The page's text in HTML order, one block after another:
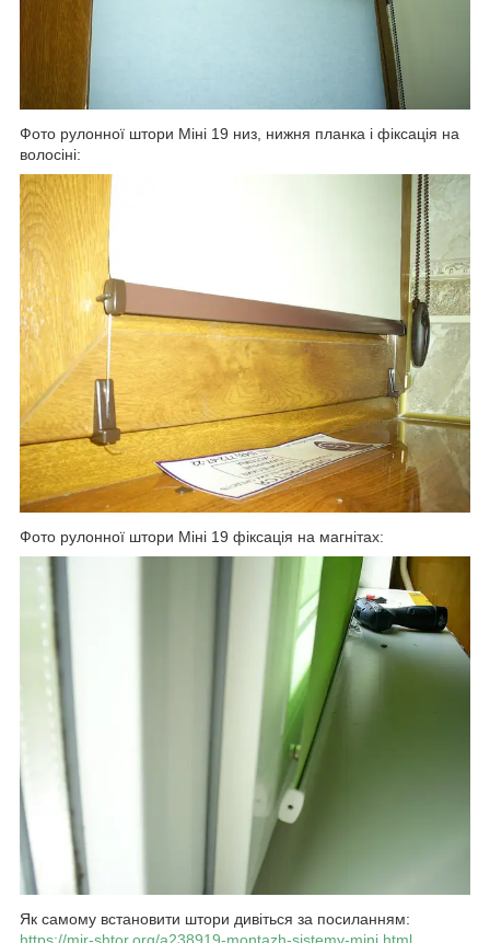
Фото рулонної штори Міні 19 низ, нижня планка і фіксація на
волосіні:
Фото рулонної штори Міні 19 фіксація на магнітах:
Як самому встановити штори дивіться за посиланням: